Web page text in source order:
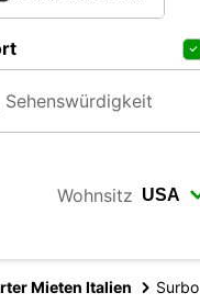
Wohnsitz
Mieten Italien Surbo